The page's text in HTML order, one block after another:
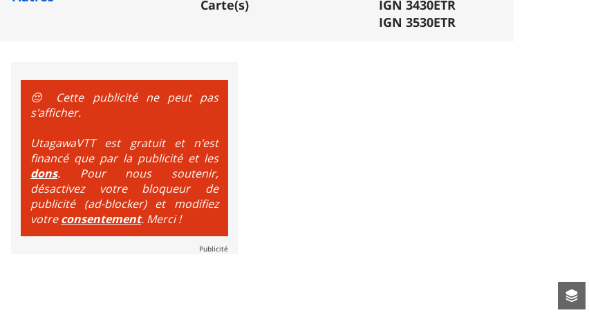
Vélo tout suspendu et protections du corps obligatoires.
Carte(s)
IGN 3430ETR
IGN 3530ETR
😔 Cette publicité ne peut pas
s'afficher.
UtagawaVTT est gratuit et n'est
financé que par la publicité et les
dons. Pour nous soutenir,
désactivez votre bloqueur de
publicité (ad-blocker) et modifiez
votreconsentement. Merci !